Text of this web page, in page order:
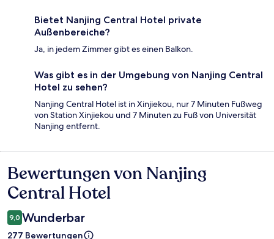
Bietet Nanjing Central Hotel private
Außenbereiche?
Ja, in jedem Zimmer gibt es einen Balkon.
Was gibt es in der Umgebung von Nanjing Central
Hotel zu sehen?
Nanjing Central Hotel ist in Xinjiekou, nur 7 Minuten Fußweg
von Station Xinjiekou und 7 Minuten zu Fuß von Universität
Nanjing entfernt.
Bewertungen
Bewertungen von Nanjing
Central Hotel
9,0 Wunderbar
277 Bewertungen